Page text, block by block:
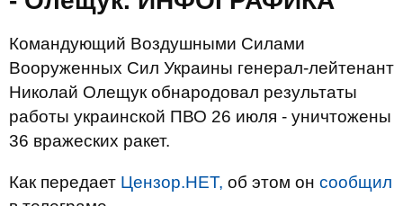
Командующий Воздушными Силами
Вооруженных Сил Украины генерал-лейтенант
Николай Олещук обнародовал результаты
работы украинской ПВО 26 июля - уничтожены
36 вражеских ракет.
Как передает Цензор.НЕТ, об этом он сообщил